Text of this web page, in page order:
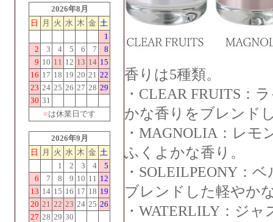
2026年8月
日
月 火 水 木 金 土
1
2
3 4 5 6 7
8
9 10 11 12 13 14 15
16 17 18 19 20 21 22
23 24 25 26 27 28 29
30 31
■は休業日です
2026年9月
日
月 火 水 木 金 土
1
2 3 4
5
6
7 8 9 10 11 12
13 14 15 16 17 18 19
20 21 22 23 24 25 26
27 28 29 30
香りは5種類。
・CLEAR FRUITS：
かな香りをブレンド
・MAGNOLIA：レ
ふくよかな香り。
・SOLEILPEONY：
ブレンドした軽やか
・WATERLILY：ジ